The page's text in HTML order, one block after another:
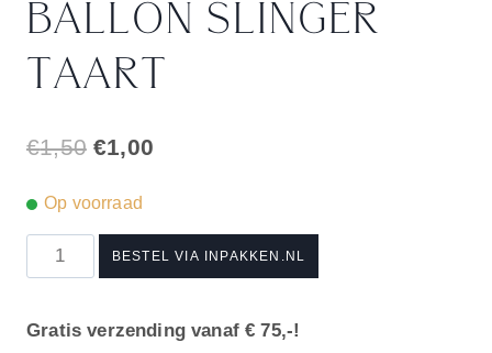
BALLON SLINGER
TAART
€1,50 Oorspronkelijke
€1,50.
€1,00Huidige
€1,00.
Op voorraad
Oeps
te
alsnog
BESTEL VIA INPAKKEN.NL
Gratis verzending vanaf € 75,-!